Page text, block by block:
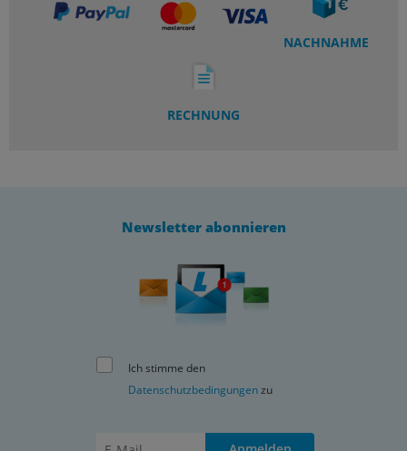
NACHNAHME
RECHNUNG
Newsletter abonnieren
Ich stimme den
Datenschutzbedingungenzu